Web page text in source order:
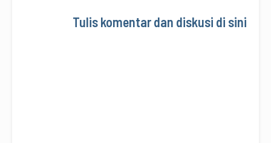
Tulis komentar dan diskusi di sini